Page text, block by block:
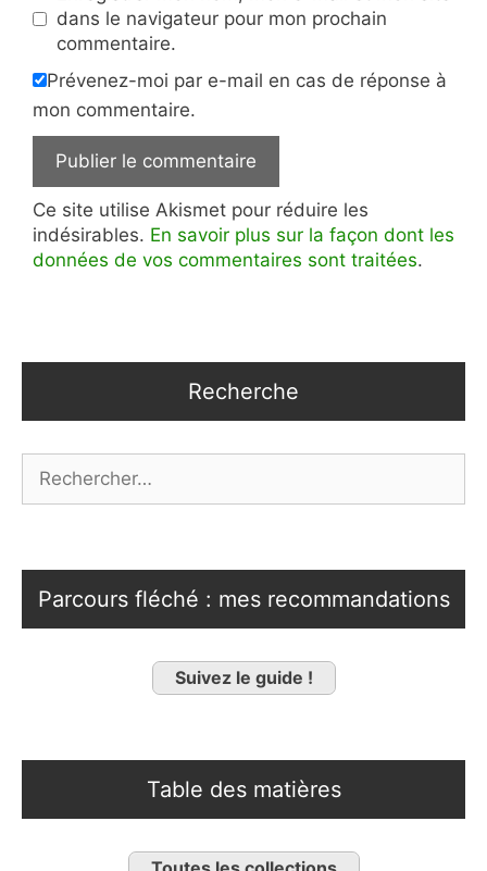
dans le navigateur pour mon prochain
commentaire.
Prévenez-moi par e-mail en cas de réponse à
mon commentaire.
Ce site utilise Akismet pour réduire les
indésirables. En savoir plus sur la façon dont les
données de vos commentaires sont traitées.
Recherche
Parcours fléché : mes recommandations
Suivez le guide !
Table des matières